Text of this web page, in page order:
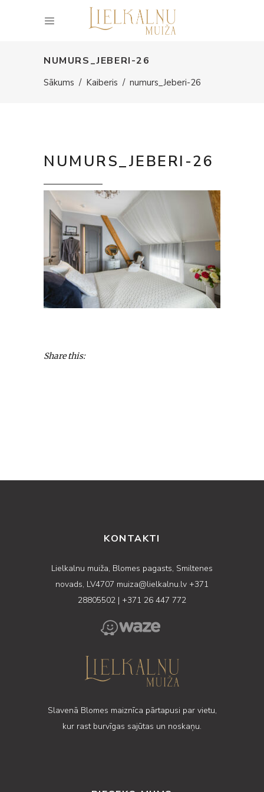
NUMURS_JEBERI-26
Sākums / Kaiberis / numurs_Jeberi-26
NUMURS_JEBERI-26
Share this:
KONTAKTI
Lielkalnu muiža, Blomes pagasts, Smiltenes
novads, LV4707 muiza@lielkalnu.lv +371
28805502 | +371 26 447 772
Slavenā Blomes maiznīca pārtapusi par vietu,
kur rast burvīgas sajūtas un noskaņu.